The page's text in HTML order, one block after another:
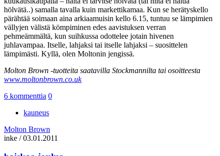
hölvätä..) samalla tavalla kuin markettikamaa. Kun se herätyskello
pärähtää soimaan aina arkiaamuisin kello 6.15, tuntuu se lämpimien
vällyjen välistä kömpiminen edes aavistuksen verran
pehmeämmältä, kun suihkussa odottelee jotain hivenen
juhlavampaa. Itselle, lahjaksi tai itselle lahjaksi – suosittelen
lämpimästi. Kyllä, olen Moltonin jengissä.
Molton Brown -tuotteita saatavilla Stockmannilta tai osoitteesta
www.moltonbrown.co.uk
6 kommenttia 0
kauneus
Molton Brown
inke /03.01.2011